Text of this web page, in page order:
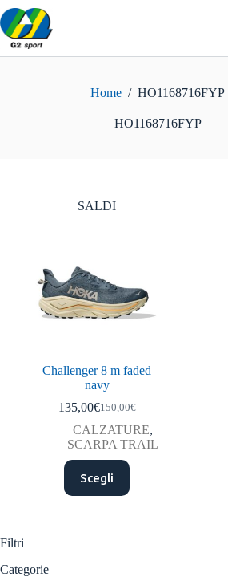
Salta
al
contenuto
Home / HO1168716FYP
HO1168716FYP
SALDI
Challenger 8 m faded
navy
150,00€
Il
prezzo
originale
era:
150,00€.
135,00€Il
prezzo
attuale
è:
135,00€.
CALZATURE,
SCARPA TRAIL
Scegli
Questo
prodotto
ha
Filtri
Categorie